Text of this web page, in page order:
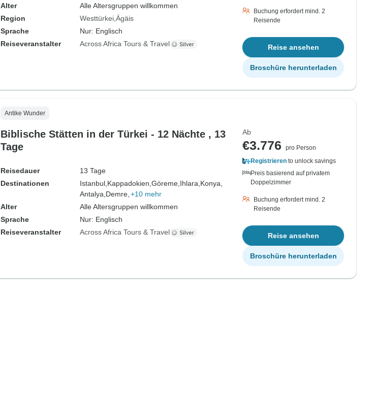
Alter
Alle Altersgruppen willkommen
Region
Westtürkei Ägäis
Sprache
Nur: Englisch
Reiseveranstalter
Across Africa Tours & Travel
Buchung erfordert mind. 2
Reisende
Reise ansehen
Broschüre herunterladen
Antike Wunder
Biblische Stätten in der Türkei - 12 Nächte , 13
Tage
Reisedauer
13 Tage
Destinationen
Istanbul, Kappadokien, Göreme, Ihlara, Konya,
Antalya, Demre, +10 mehr
Alter
Alle Altersgruppen willkommen
Sprache
Nur: Englisch
Reiseveranstalter
Across Africa Tours & Travel
Ab
€3.776
pro Person
Registrieren to unlock savings
Preis basierend auf privatem
Doppelzimmer
Buchung erfordert mind. 2
Reisende
Reise ansehen
Broschüre herunterladen